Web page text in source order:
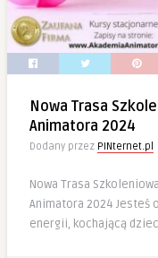
Nowa Trasa
Animatora 2024
Dodany przez PINternet.pl
Nowa Trasa
Animatora 2024 Jesteś
energii, kochającą